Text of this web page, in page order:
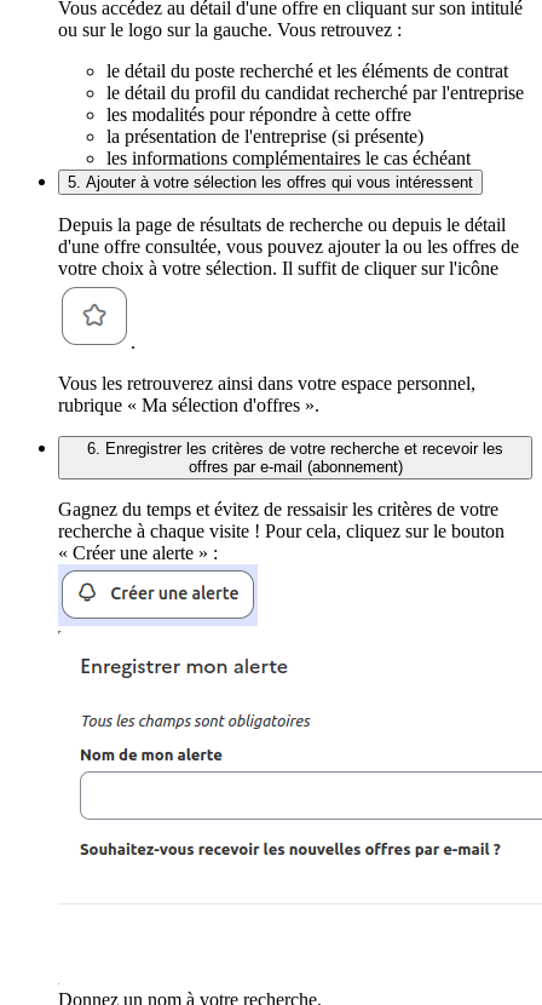
Vous accédez au détail d'une offre en cliquant sur son intitulé
ou sur le logo sur la gauche. Vous retrouvez :
le détail du poste recherché et les éléments de contrat
le détail du profil du candidat recherché par l'entreprise
les modalités pour répondre à cette offre
la présentation de l'entreprise (si présente)
les informations complémentaires le cas échéant
5. Ajouter à votre sélection les offres qui vous intéressent
Depuis la page de résultats de recherche ou depuis le détail
d'une offre consultée, vous pouvez ajouter la ou les offres de
votre choix à votre sélection. Il suffit de cliquer sur l'icône
.
Vous les retrouverez ainsi dans votre espace personnel,
rubrique « Ma sélection d'offres ».
6. Enregistrer les critères de votre recherche et recevoir les
offres par e-mail (abonnement)
Gagnez du temps et évitez de ressaisir les critères de votre
recherche à chaque visite ! Pour cela, cliquez sur le bouton
« Créer une alerte » :
Donnez un nom à votre recherche.